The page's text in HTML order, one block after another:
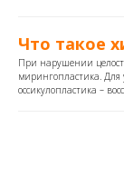
Что такое
При нарушении
мирингопластика. Для
оссикулопластика –